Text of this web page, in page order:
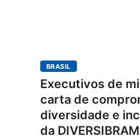
BRASIL
Executivos de
carta de
diversidade e
da